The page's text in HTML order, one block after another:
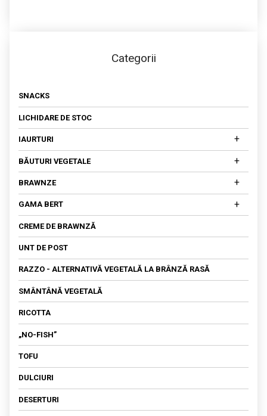
Categorii
SNACKS
LICHIDARE DE STOC
IAURTURI
IAURTURI DIN LAPTE DE COCOS
IAURTURI DIN NUCI CAJU
+
BĂUTURI VEGETALE
DIN OVĂZ
DIN SOIA
+
BRAWNZE
BRAWNZĂ PROASPĂTĂ
+
GAMA BERT
FETA
KEFIR
+
CREME DE BRAWNZĂ
UNT DE POST
RAZZO - ALTERNATIVĂ VEGETALĂ LA BRÂNZĂ RASĂ
SMÂNTÂNĂ VEGETALĂ
RICOTTA
„NO-FISH”
TOFU
DULCIURI
DESERTURI